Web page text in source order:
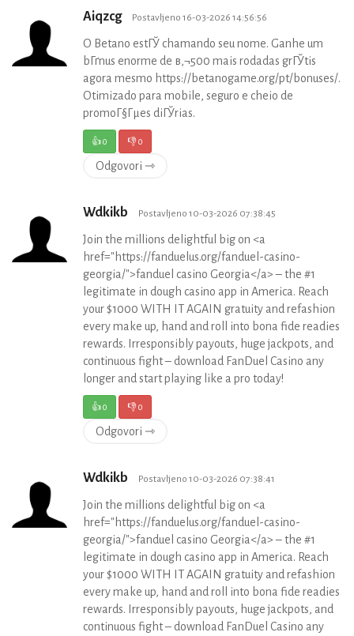
Aiqzcg Postavljeno 16-03-2026 14:56:56
O Betano estГЎ chamando seu nome. Ganhe um
bГґnus enorme de в‚¬500 mais rodadas grГЎtis
agora mesmo https://betanogame.org/pt/bonuses/.
Otimizado para mobile, seguro e cheio de
promoГ§Гµes diГЎrias.
👍0 👎0
Odgovori ⇾
Wdkikb Postavljeno 10-03-2026 07:38:45
Join the millions delightful big on <a
href="https://fanduelus.org/fanduel-casino-
georgia/">fanduel casino Georgia</a> – the #1
legitimate in dough casino app in America. Reach
your $1000 WITH IT AGAIN gratuity and refashion
every make up, hand and roll into bona fide readies
rewards. Irresponsibly payouts, huge jackpots, and
continuous fight – download FanDuel Casino any
longer and start playing like a pro today!
👍0 👎0
Odgovori ⇾
Wdkikb Postavljeno 10-03-2026 07:38:41
Join the millions delightful big on <a
href="https://fanduelus.org/fanduel-casino-
georgia/">fanduel casino Georgia</a> – the #1
legitimate in dough casino app in America. Reach
your $1000 WITH IT AGAIN gratuity and refashion
every make up, hand and roll into bona fide readies
rewards. Irresponsibly payouts, huge jackpots, and
continuous fight – download FanDuel Casino any